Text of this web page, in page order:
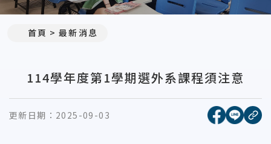
首頁 最新消息
114學年度第1學期選外系課程須注意
更新日期： 2025-09-03 [另開新
[另開
複